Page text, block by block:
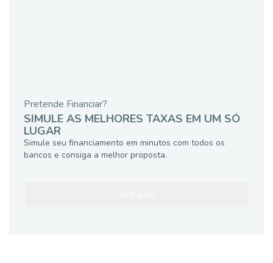
Pretende Financiar?
SIMULE AS MELHORES TAXAS EM UM SÓ
LUGAR
Simule seu financiamento em minutos com todos os
bancos e consiga a melhor proposta.